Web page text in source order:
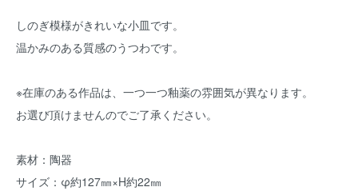
しのぎ模様がきれいな小皿です。
温かみのある質感のうつわです。
※在庫のある作品は、一つ一つ釉薬の雰囲気が異なります。
お選び頂けませんのでご了承ください。
素材：陶器
サイズ：φ約127㎜×H約22㎜